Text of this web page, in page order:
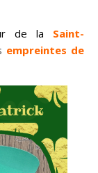
de la Saint-
empreintes de